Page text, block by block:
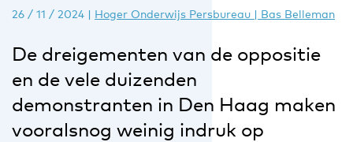
26 / 11 / 2024 | Hoger Onderwijs Persbureau | Bas Belleman
De dreigementen van de oppositie
en de vele duizenden
demonstranten in Den Haag maken
vooralsnog weinig indruk op